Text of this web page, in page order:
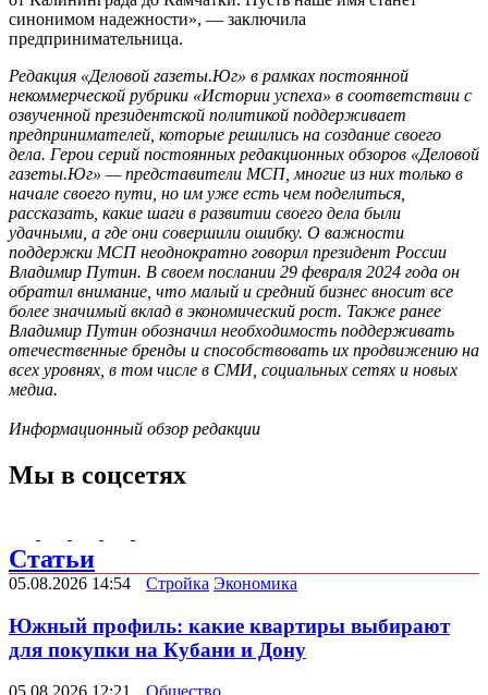
синонимом надежности», — заключила
предпринимательница.
Редакция «Деловой газеты.Юг» в рамках постоянной
некоммерческой рубрики «Истории успеха» в соответствии с
озвученной президентской политикой поддерживает
предпринимателей, которые решились на создание своего
дела. Герои серий постоянных редакционных обзоров «Деловой
газеты.Юг» — представители МСП, многие из них только в
начале своего пути, но им уже есть чем поделиться,
рассказать, какие шаги в развитии своего дела были
удачными, а где они совершили ошибку. О важности
поддержки МСП неоднократно говорил президент России
Владимир Путин. В своем послании 29 февраля 2024 года он
обратил внимание, что малый и средний бизнес вносит все
более значимый вклад в экономический рост. Также ранее
Владимир Путин обозначил необходимость поддерживать
отечественные бренды и способствовать их продвижению на
всех уровнях, в том числе в СМИ, социальных сетях и новых
медиа.
Информационный обзор редакции
Мы в соцсетях
Статьи
05.08.2026 14:54 Стройка Экономика
Южный профиль: какие квартиры выбирают
для покупки на Кубани и Дону